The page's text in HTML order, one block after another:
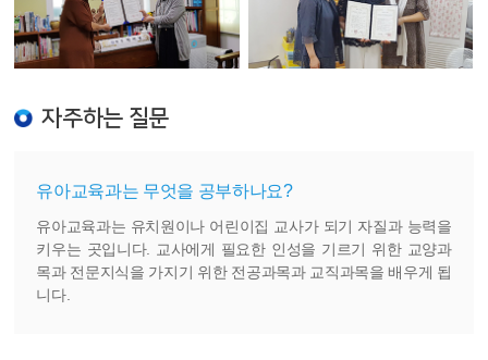
자주하는 질문
유아교육과는 무엇을 공부하나요?
유아교육과는 유치원이나 어린이집 교사가 되기 자질과 능력을
키우는 곳입니다. 교사에게 필요한 인성을 기르기 위한 교양과
목과 전문지식을 가지기 위한 전공과목과 교직과목을 배우게 됩
니다.